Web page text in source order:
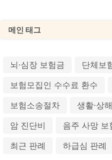
메인 태그
뇌·심장 보험금 단체보
보험모집인 수수료 환수
보험소송절차
생활·상
암 진단비
음주 사망 보
최근 판례
하급심 판례